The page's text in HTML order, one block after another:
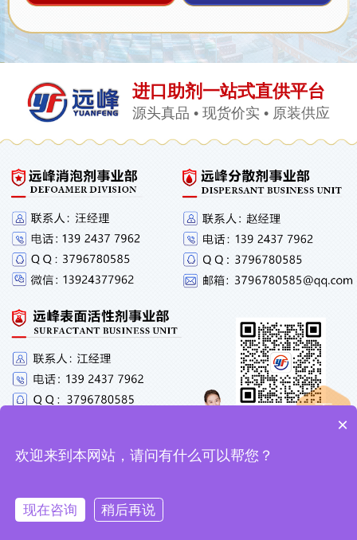
进口助剂一站式直供平台
源头真品 • 现货价实 • 原装供应
微信咨询 电话咨询
×
欢迎来到本网站，请问有什么可以帮您？
现在咨询 稍后再说